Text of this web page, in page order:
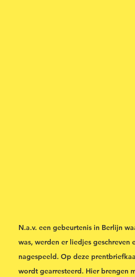
N.a.v. een gebeurtenis in Berlijn
was, werden er liedjes geschreven
nagespeeld. Op deze
wordt gearresteerd. Hier brengen